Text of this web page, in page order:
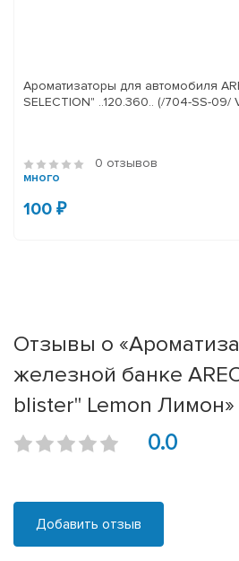
Ароматизаторы для автомобиля
SELECTION" ..120.360.. (/704-SS-
0 отзывов
много
100 ₽
Отзывы о
железной банке
blister" Lemon Лимон»
0.0
Добавить отзыв